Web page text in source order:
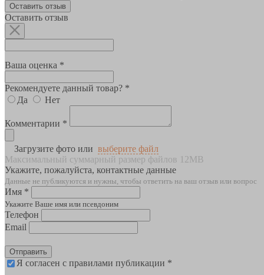
Оставить отзыв
Оставить отзыв
Ваша оценка *
Рекомендуете данный товар? *
Да
Нет
Комментарии *
Загрузите фото или выберите файл
Максимальный суммарный размер файлов 12MB
Укажите, пожалуйста, контактные данные
Данные не публикуются и нужны, чтобы ответить на ваш отзыв или вопрос
Имя *
Укажите Ваше имя или псевдоним
Телефон
Email
Отправить
Я согласен с правилами публикации *